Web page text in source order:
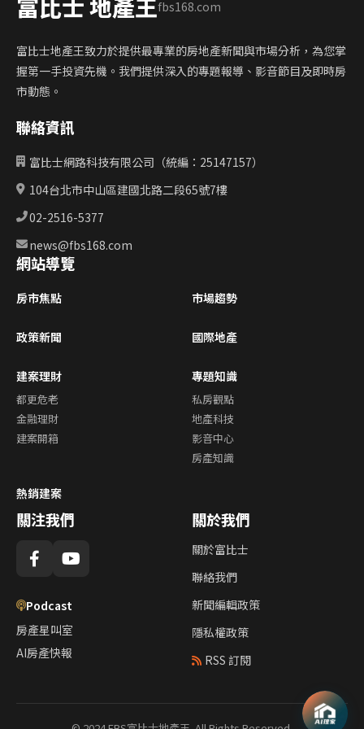
富比士 地產王fbs168.com
富比士地產王致力於提供最專業的房地產新聞與市場分析，為您掌
握第一手投資先機。我們提供深入的專題報導、影音節目及即時房
市動態。
聯絡資訊
富比士網路科技有限公司（統編：25147157）
104台北市中山區建國北路二段65號7樓
02-2516-5377
news@fbs168.com
網站導覽
房市焦點 市場趨勢
政策新聞 國際地產
建案理財
都更危老
金融理財
建案開箱
專題知識
私房觀點
地產科技
影音中心
房產知識
熱銷建案
關注我們
Podcast
房產星叫室
AI房產快報
關於我們
關於富比士
聯絡我們
新聞編輯政策
隱私權政策
RSS 訂閱